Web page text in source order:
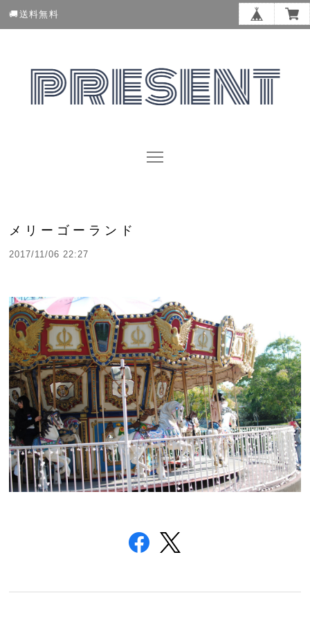
🚚送料無料
メリーゴーランド
2017/11/06 22:27